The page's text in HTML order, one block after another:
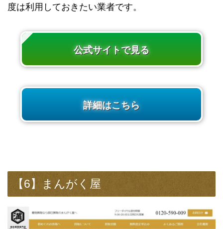
度は利用しておきたい業者です。
公式サイトで見る
詳細はこちら
【6】まんがく屋